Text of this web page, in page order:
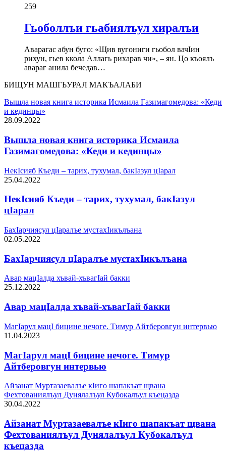
259
Гьоболлъи гьабиялъул хиралъи
Аварагас абун буго: «Щив вугониги гьобол вачIин
рихун, гьев ккола Аллагь рихарав чи», – ян. Цо къоялъ
авараг анила бечедав…
БИЩУН МАШГЬУРАЛ МАКЪАЛАБИ
Вышла новая книга историка Исмаила Газимагомедова: «Кеди
и кединцы»
28.09.2022
Вышла новая книга историка Исмаила
Газимагомедова: «Кеди и кединцы»
НекIсияб Къеди – тарих, тухумал, бакIазул цIарал
25.04.2022
НекIсияб Къеди – тарих, тухумал, бакIазул
цIарал
БахIарчиясул цIаралъе мустахIикълъана
02.05.2022
БахIарчиясул цIаралъе мустахIикълъана
Авар мацIалда хъвай-хъвагIай бакки
25.12.2022
Авар мацIалда хъвай-хъвагIай бакки
МагIарул мацI бицине нечоге. Тимур Айтберовгун интервью
11.04.2023
МагIарул мацI бицине нечоге. Тимур
Айтберовгун интервью
Айзанат Муртазаевалъе кIиго шапакъат щвана
Фехтованиялъул Дунялалъул Кубокалъул къецазда
30.04.2022
Айзанат Муртазаевалъе кIиго шапакъат щвана
Фехтованиялъул Дунялалъул Кубокалъул
къецазда